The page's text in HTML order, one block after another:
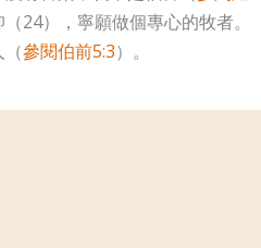
24），寧願做個專心的牧者。
參閱伯前5:3）。